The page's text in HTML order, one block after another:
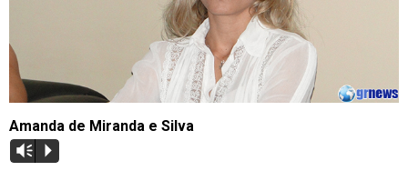
Amanda de Miranda e Silva
Vm P